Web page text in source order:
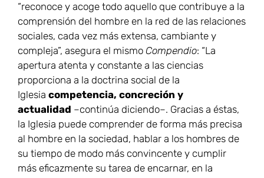
“reconoce y acoge todo aquello que contribuye a la
comprensión del hombre en la red de las relaciones
sociales, cada vez más extensa, cambiante y
compleja”, asegura el mismo Compendio: “La
apertura atenta y constante a las ciencias
proporciona a la doctrina social de la
Iglesia competencia, concreción y
actualidad –continúa diciendo–. Gracias a éstas,
la Iglesia puede comprender de forma más precisa
al hombre en la sociedad, hablar a los hombres de
su tiempo de modo más convincente y cumplir
más eficazmente su tarea de encarnar, en la